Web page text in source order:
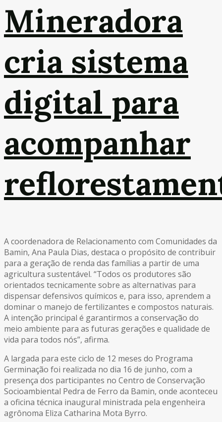
Mineradora
cria sistema
digital para
acompanhar
A coordenadora de Relacionamento com Comunidades da
Bamin, Ana Paula Dias, destaca o propósito de contribuir
para a geração de renda das famílias a partir de uma
agricultura sustentável. “Todos os produtores são
orientados tecnicamente sobre as alternativas para
dispensar defensivos químicos e, para isso, aprendem a
dominar o manejo de fertilizantes e compostos naturais.
A intenção principal é garantirmos a conservação do
meio ambiente para as futuras gerações e qualidade de
vida para todos nós”, afirma.
A largada para este ciclo de 12 meses do Programa
Germinação foi realizada no dia 16 de junho, com a
presença dos participantes no Centro de Conservação
Socioambiental Pedra de Ferro da Bamin, onde aconteceu
a oficina técnica inaugural ministrada pela engenheira
agrônoma Eliza Catharina Mota Byrro.